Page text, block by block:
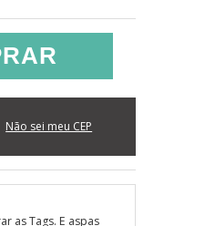
Não sei meu CEP
as Tags. E aspas